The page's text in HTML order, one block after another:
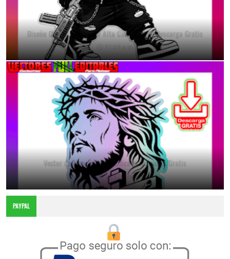
Diseño Conejo Urbano en Alta Calidad PNG Descarga Gratis
11:25 p.m.
Vector de Jesucristo Crucificado Descarga Gratis
10:42 a.m.
PAYPAL